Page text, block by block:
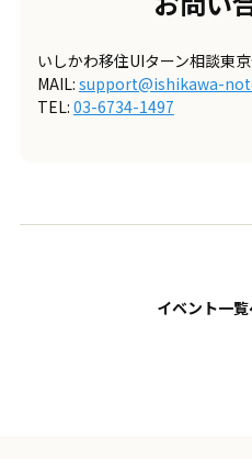
いしかわ移住UIターン相談東
MAIL: support@ishikawa-
TEL: 03-6734-1497
イベント一